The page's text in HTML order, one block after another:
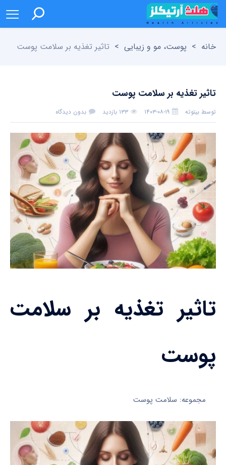
خانه > پوست، مو و زیبایی > تاثیر تغذیه بر سلامت پوست
تاثیر تغذیه بر سلامت پوست
توسط بیتوته ۱۴۰۳-۰۸-۱۹ ۱۳۳ بازدید بدون دیدگاه
تاثیر تغذیه بر سلامت
پوست
مجموعه: سلامت پوست